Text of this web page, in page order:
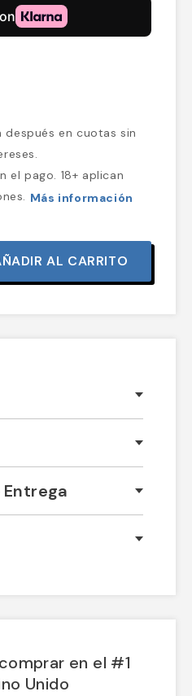
después en cuotas sin
el pago. 18+ aplican
Más información
AL CARRITO
en el #1
Unido